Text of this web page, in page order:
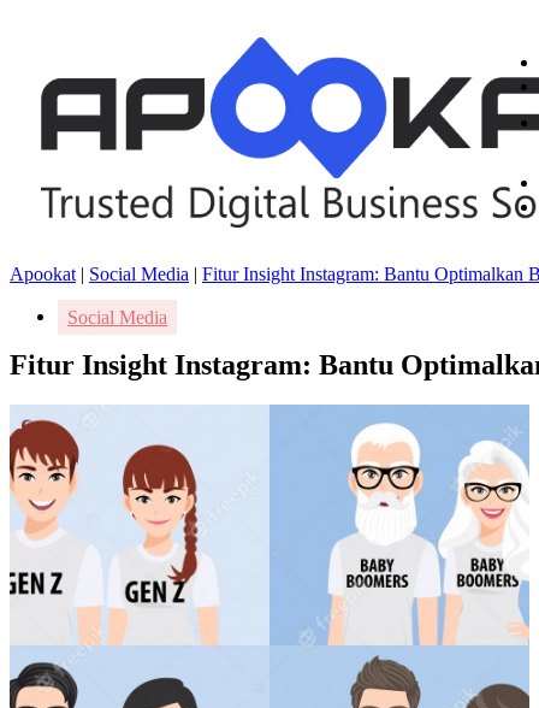
Apookat | Social Media | Fitur Insight Instagram: Bantu Optimalkan
Social Media
Fitur Insight Instagram: Bantu